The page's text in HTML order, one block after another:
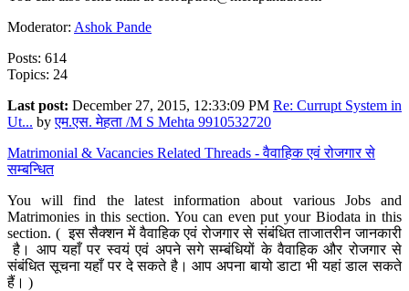
Moderator: Ashok Pande
Posts: 614
Topics: 24
Last post: December 27, 2015, 12:33:09 PM Re: Currupt System in
Ut... byएम.एस. मेहता /M S Mehta 9910532720
Matrimonial & Vacancies Related Threads - वैवाहिक एवं रोजगार से
सम्बन्धित
You will find the latest information about various Jobs and
Matrimonies in this section. You can even put your Biodata in this
section. ( इस सैक्शन में वैवाहिक एवं रोजगार से संबंधित ताजातरीन जानकारी
है। आप यहाँ पर स्वयं एवं अपने सगे सम्बंधियों के वैवाहिक और रोजगार से
संबंधित सूचना यहाँ पर दे सकते है। आप अपना बायो डाटा भी यहां डाल सकते
हैं। )